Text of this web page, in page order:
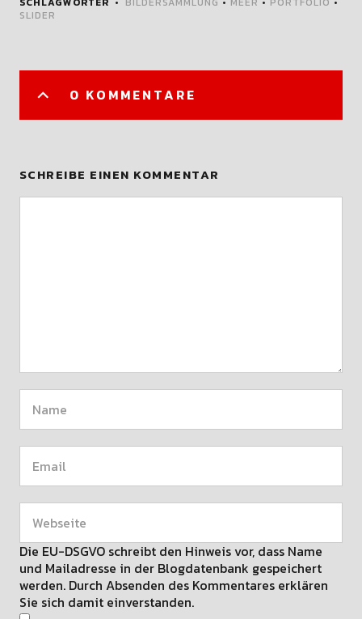
SLIDER
0 KOMMENTARE
SCHREIBE EINEN KOMMENTAR
Die EU-DSGVO schreibt den Hinweis vor, dass Name
und Mailadresse in der Blogdatenbank gespeichert
werden. Durch Absenden des Kommentares erklären
Sie sich damit einverstanden.